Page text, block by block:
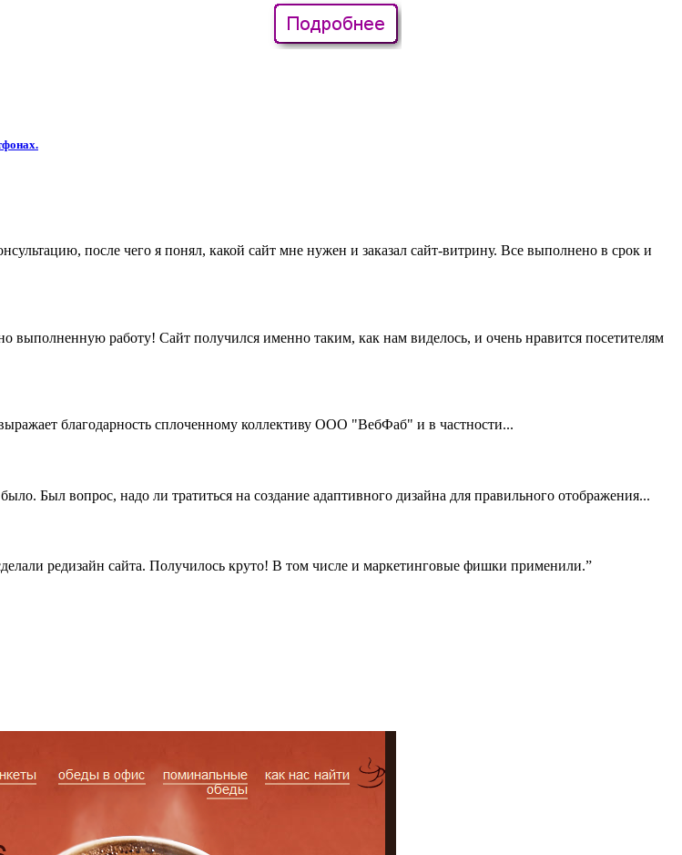
после чего я понял, какой сайт мне нужен и заказал сайт-витрину. Все выполнено в срок и
выполненную работу! Сайт получился именно таким, как нам виделось, и очень нравится посетителям
благодарность сплоченному коллективу ООО "ВебФаб" и в частности...
Был вопрос, надо ли тратиться на создание адаптивного дизайна для правильного отображения...
редизайн сайта. Получилось круто! В том числе и маркетинговые фишки применили.”